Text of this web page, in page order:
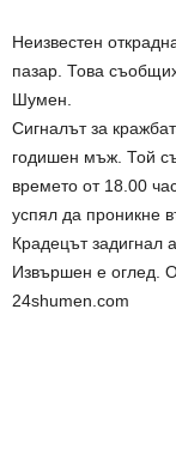
Неизвестен
пазар. Това
Шумен.
Сигналът за
годишен мъж. Той
времето от 18.00
успял да проникне
Крадецът задигнал
Извършен е оглед.
24shumen.com